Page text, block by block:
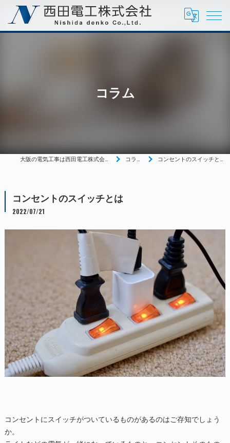
コラム
大阪の電気工事は西田電工株式会社 コラム コンセントのスイッチとは
コンセントのスイッチとは
2022/07/21
コンセントにスイッチがついているものがあるのはご存知でしょう
か。